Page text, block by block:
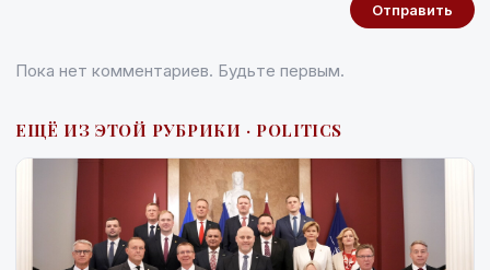
Отправить
Пока нет комментариев. Будьте первым.
ЕЩЁ ИЗ ЭТОЙ РУБРИКИ · POLITICS